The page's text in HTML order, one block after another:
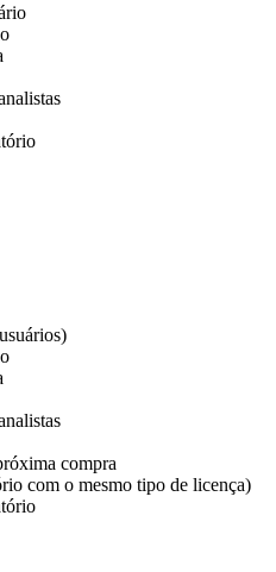
compra
com o mesmo tipo de licença)